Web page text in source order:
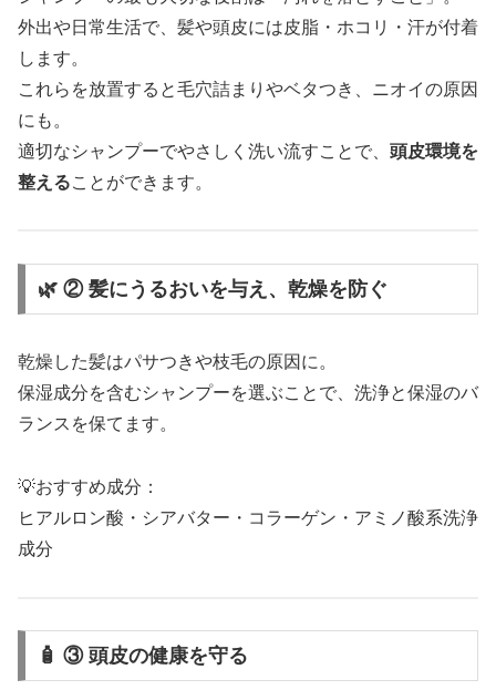
外出や日常生活で、髪や頭皮には皮脂・ホコリ・汗が付着
します。
これらを放置すると毛穴詰まりやベタつき、ニオイの原因
にも。
適切なシャンプーでやさしく洗い流すことで、 頭皮環境を
整えることができます。
🌿 ② 髪にうるおいを与え、乾燥を防ぐ
乾燥した髪はパサつきや枝毛の原因に。
保湿成分を含むシャンプーを選ぶことで、洗浄と保湿のバ
ランスを保てます。
💡おすすめ成分：
ヒアルロン酸・シアバター・コラーゲン・アミノ酸系洗浄
成分
🧴 ③ 頭皮の健康を守る